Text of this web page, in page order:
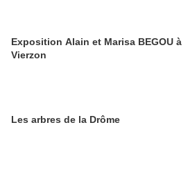
Exposition Alain et Marisa BEGOU à
Vierzon
Les arbres de la Drôme